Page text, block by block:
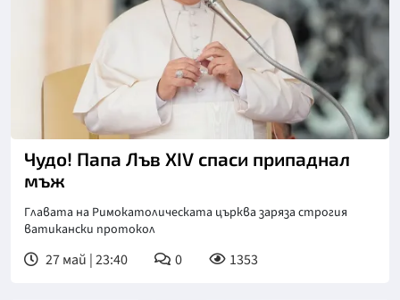
Снимка: БТА
Чудо! Папа Лъв XIV спаси припаднал
мъж
Главата на Римокатолическата църква заряза строгия
ватикански протокол
27 май | 23:40 0 1353